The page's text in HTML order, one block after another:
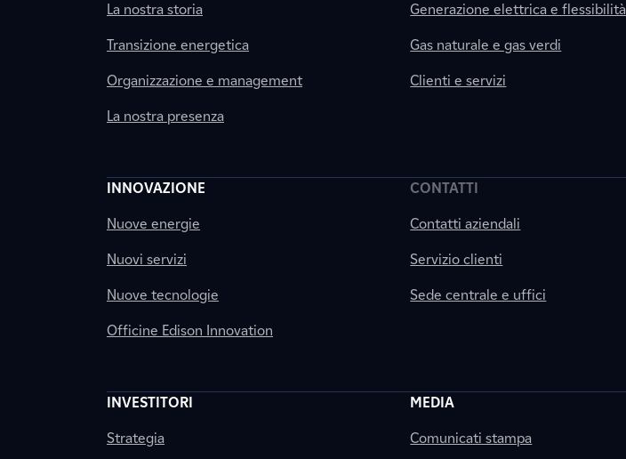
La nostra storia
Transizione energetica
Organizzazione e management
La nostra presenza
Generazione elettrica e flessibilità
Gas naturale e gas verdi
Clienti e servizi
INNOVAZIONE
Nuove energie
Nuovi servizi
Nuove tecnologie
Officine Edison Innovation
CONTATTI
Contatti aziendali
Servizio clienti
Sede centrale e uffici
INVESTITORI
Strategia
MEDIA
Comunicati stampa